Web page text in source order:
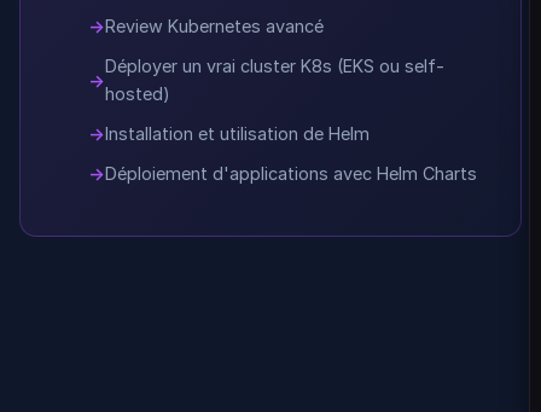
Review Kubernetes avancé
Déployer un vrai cluster K8s (EKS ou self-
hosted)
Installation et utilisation de Helm
Déploiement d'applications avec Helm Charts